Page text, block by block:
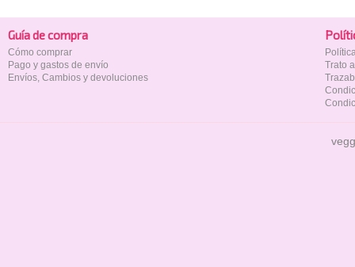
Guía de compra
Cómo comprar
Pago y gastos de envío
Envíos, Cambios y devoluciones
Trato